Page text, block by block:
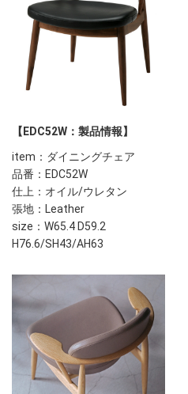
【EDC52W：製品情報】
item：ダイニングチェア
品番：EDC52W
仕上：オイル/ウレタン
張地：Leather
size：W65.4 D59.2
H76.6/SH43/AH63